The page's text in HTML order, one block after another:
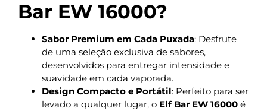
Bar EW 16000?
Sabor Premium em Cada Puxada: Desfrute
de uma seleção exclusiva de sabores,
desenvolvidos para entregar intensidade e
suavidade em cada vaporada.
Design Compacto e Portátil: Perfeito para ser
levado a qualquer lugar, o Elf Bar EW 16000 é